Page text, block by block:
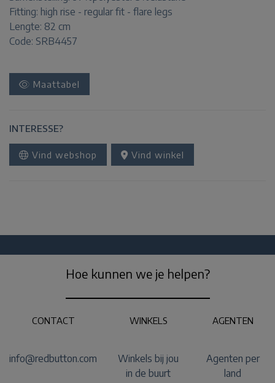
Fitting: high rise - regular fit - flare legs
Lengte: 82 cm
Code: SRB4457
Maattabel
INTERESSE?
Vind webshop Vind winkel
Hoe kunnen we je helpen?
CONTACT
info@redbutton.com
WINKELS
Winkels bij jou
in de buurt
AGENTEN
Agenten per
land